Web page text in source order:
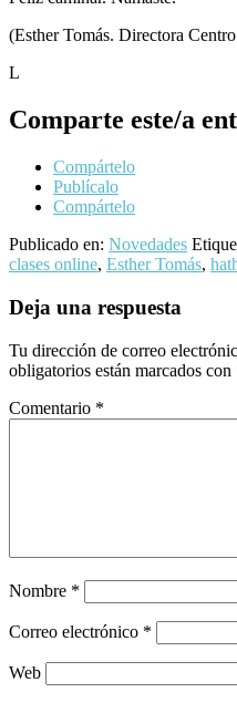
(Esther Tomás. Directora
L
Comparte este/a
Compártelo
Publícalo
Compártelo
Publicado en: Novedades
clases online, Esther Tomás,
Interacciones
los
lectores
Deja una respuesta
Tu dirección de correo
obligatorios están marcados con
Comentario *
Nombre *
Correo electrónico *
Web